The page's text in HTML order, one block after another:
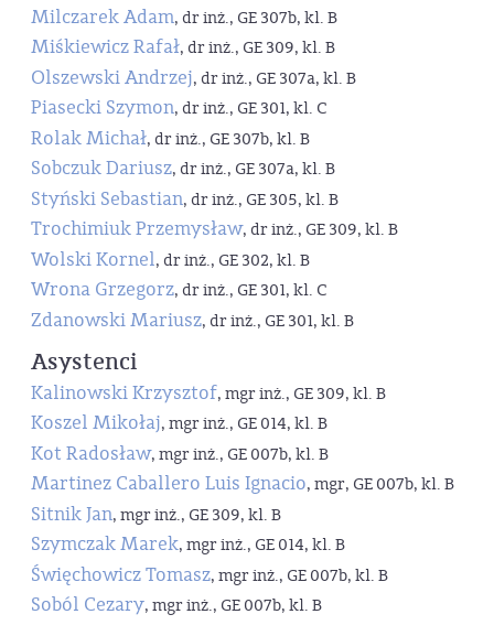
Milczarek Adam, dr inż., GE 307b, kl. B
Miśkiewicz Rafał, dr inż., GE 309, kl. B
Olszewski Andrzej, dr inż., GE 307a, kl. B
Piasecki Szymon, dr inż., GE 301, kl. C
Rolak Michał, dr inż., GE 307b, kl. B
Sobczuk Dariusz, dr inż., GE 307a, kl. B
Styński Sebastian, dr inż., GE 305, kl. B
Trochimiuk Przemysław, dr inż., GE 309, kl. B
Wolski Kornel, dr inż., GE 302, kl. B
Wrona Grzegorz, dr inż., GE 301, kl. C
Zdanowski Mariusz, dr inż., GE 301, kl. B
Asystenci
Kalinowski Krzysztof, mgr inż., GE 309, kl. B
Koszel Mikołaj, mgr inż., GE 014, kl. B
Kot Radosław, mgr inż., GE 007b, kl. B
Martinez Caballero Luis Ignacio, mgr, GE 007b, kl. B
Sitnik Jan, mgr inż., GE 309, kl. B
Szymczak Marek, mgr inż., GE 014, kl. B
Święchowicz Tomasz, mgr inż., GE 007b, kl. B
Soból Cezary, mgr inż., GE 007b, kl. B